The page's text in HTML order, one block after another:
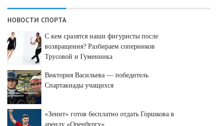
НОВОСТИ СПОРТА
С кем сразятся наши фигуристы после
возвращения? Разбираем соперников
Трусовой и Гуменника
Виктория Васильева — победитель
Спартакиады учащихся
«Зенит» готов бесплатно отдать Горшкова в
аренду «Оренбургу»